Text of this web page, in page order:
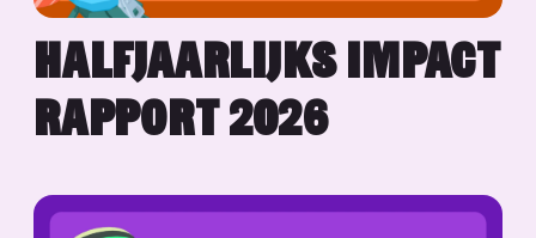
HALFJAARLIJKS IMPACT
RAPPORT 2026